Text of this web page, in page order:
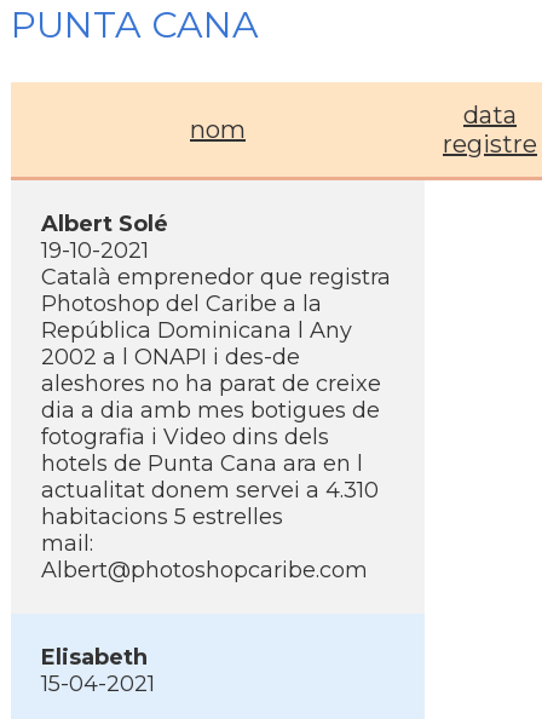
PUNTA CANA
nom
data
registre
Albert Solé
19-10-2021
Català emprenedor que registra
Photoshop del Caribe a la
República Dominicana l Any
2002 a l ONAPI i des-de
aleshores no ha parat de creixe
dia a dia amb mes botigues de
fotografia i Video dins dels
hotels de Punta Cana ara en l
actualitat donem servei a 4.310
habitacions 5 estrelles
mail:
Albert@photoshopcaribe.com
Elisabeth
15-04-2021